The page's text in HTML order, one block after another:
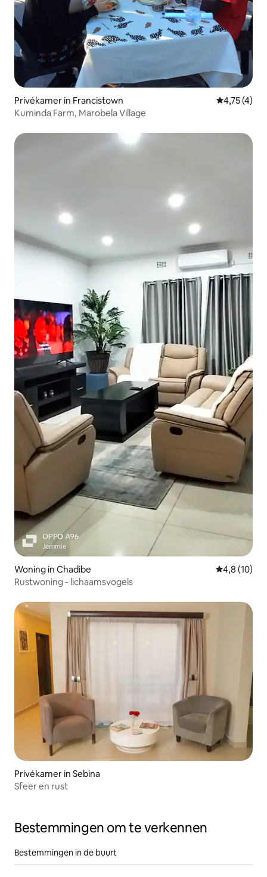
Privékamer in Francistown
4,75 (4)
Kuminda Farm, Marobela Village
Woning in Chadibe
4,8 (10)
Rustwoning - lichaamsvogels
Privékamer in Sebina
Sfeer en rust
Bestemmingen om te verkennen
Bestemmingen in de buurt